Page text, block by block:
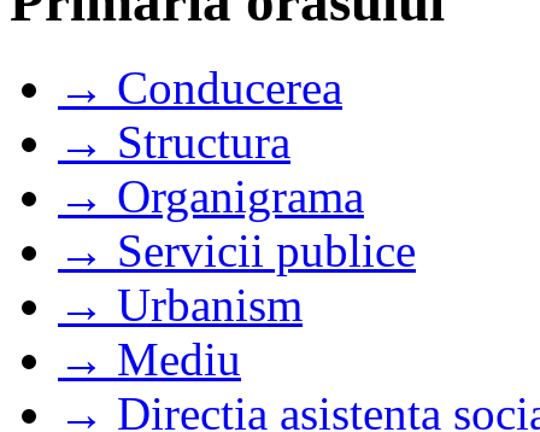
→ Conducerea
→ Structura
→ Organigrama
→ Servicii publice
→ Urbanism
→ Mediu
→ Directia asistenta